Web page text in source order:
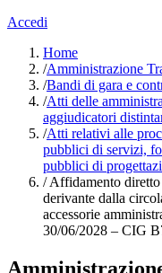
Accedi
Home
/Amministrazione
/Bandi di gara e
/Atti delle
aggiudicatori
/Atti relativi alle
pubblici di servizi,
pubblici di
/Affidamento diretto
derivante dalla
accessorie
30/06/2028 – CIG